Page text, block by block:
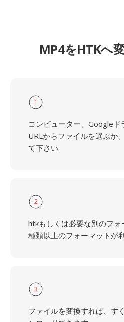
MP4をHTKへ
1
コンピューター、Googleド
URLからファイルを選ぶか
て下さい.
2
htkもしくは必要な別のフ
種類以上のフォーマットが
3
ファイルを変換すれば、す